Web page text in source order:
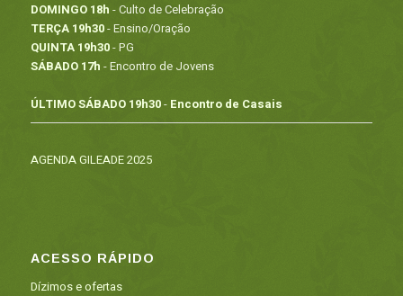
DOMINGO 18h - Culto de Celebração
TERÇA 19h30- Ensino/Oração
QUINTA 19h30- PG
SÁBADO 17h - Encontro de Jovens
ÚLTIMO SÁBADO 19h30- Encontro de Casais
AGENDA GILEADE 2025
ACESSO RÁPIDO
Dízimos e ofertas